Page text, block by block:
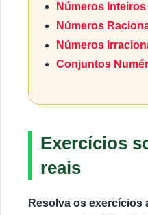
Números Inteiros
Números
Números
Conjuntos
Exercícios
reais
Resolva os exercícios